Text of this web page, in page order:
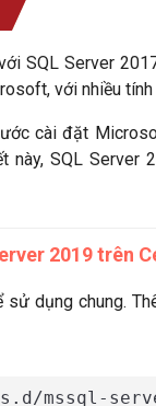
SQL Server
với nhiều
cài đặt
này, SQL Server
2019 trên
dụng chung.